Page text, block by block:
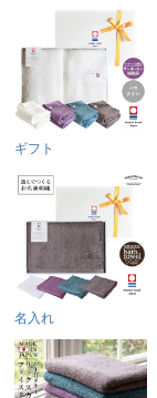
ギフト
名入れ